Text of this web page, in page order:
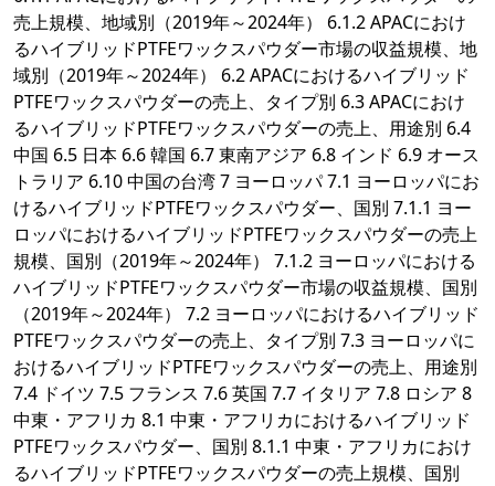
売上規模、地域別（2019年～2024年） 6.1.2 APACにおけ
るハイブリッドPTFEワックスパウダー市場の収益規模、地
域別（2019年～2024年） 6.2 APACにおけるハイブリッド
PTFEワックスパウダーの売上、タイプ別 6.3 APACにおけ
るハイブリッドPTFEワックスパウダーの売上、用途別 6.4
中国 6.5 日本 6.6 韓国 6.7 東南アジア 6.8 インド 6.9 オース
トラリア 6.10 中国の台湾 7 ヨーロッパ 7.1 ヨーロッパにお
けるハイブリッドPTFEワックスパウダー、国別 7.1.1 ヨー
ロッパにおけるハイブリッドPTFEワックスパウダーの売上
規模、国別（2019年～2024年） 7.1.2 ヨーロッパにおける
ハイブリッドPTFEワックスパウダー市場の収益規模、国別
（2019年～2024年） 7.2 ヨーロッパにおけるハイブリッド
PTFEワックスパウダーの売上、タイプ別 7.3 ヨーロッパに
おけるハイブリッドPTFEワックスパウダーの売上、用途別
7.4 ドイツ 7.5 フランス 7.6 英国 7.7 イタリア 7.8 ロシア 8
中東・アフリカ 8.1 中東・アフリカにおけるハイブリッド
PTFEワックスパウダー、国別 8.1.1 中東・アフリカにおけ
るハイブリッドPTFEワックスパウダーの売上規模、国別